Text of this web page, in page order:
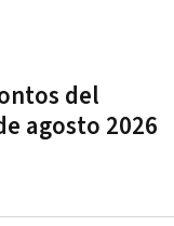
del
agosto 2026